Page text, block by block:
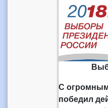
С
победил